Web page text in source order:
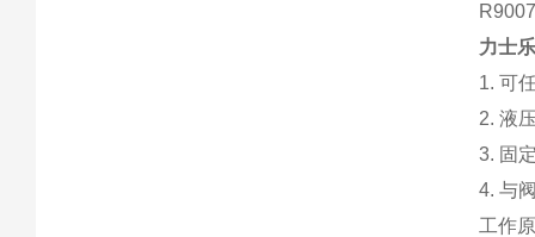
力士
1. 可
2. 液
3. 固
4. 与
工作